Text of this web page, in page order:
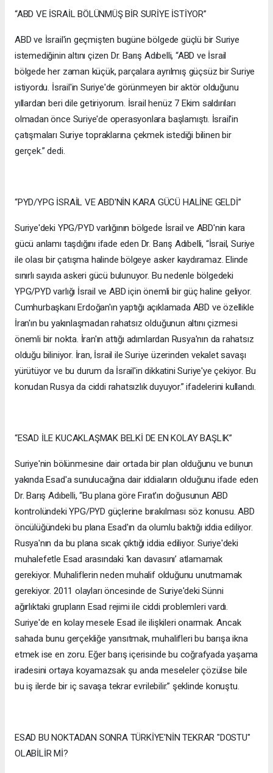
“ABD VE İSRAİL BÖLÜNMÜŞ BİR SURİYE İSTİYOR”
ABD ve İsrail'in geçmişten bugüne bölgede güçlü bir Suriye
istemediğinin altını çizen Dr. Barış Adıbelli, “ABD ve İsrail
bölgede her zaman küçük, parçalara ayrılmış güçsüz bir Suriye
istiyordu. İsrail'in Suriye'de görünmeyen bir aktör olduğunu
yıllardan beri dile getiriyorum. İsrail henüz 7 Ekim saldırıları
olmadan önce Suriye'de operasyonlara başlamıştı. İsrail'in
çatışmaları Suriye topraklarına çekmek istediği bilinen bir
gerçek.” dedi.
“PYD/YPG İSRAİL VE ABD'NİN KARA GÜCÜ HALİNE GELDİ”
Suriye'deki YPG/PYD varlığının bölgede İsrail ve ABD'nin kara
gücü anlamı taşdığını ifade eden Dr. Barış Adıbelli, “İsrail, Suriye
ile olası bir çatışma halinde bölgeye asker kaydıramaz. Elinde
sınırlı sayıda askeri gücü bulunuyor. Bu nedenle bölgedeki
YPG/PYD varlığı İsrail ve ABD için önemli bir güç haline geliyor.
Cumhurbaşkanı Erdoğan'ın yaptığı açıklamada ABD ve özellikle
İran'ın bu yakınlaşmadan rahatsız olduğunun altını çizmesi
önemli bir nokta. İran'ın attığı adımlardan Rusya'nın da rahatsız
olduğu biliniyor. İran, İsrail ile Suriye üzerinden vekalet savaşı
yürütüyor ve bu durum da İsrail'in dikkatini Suriye'ye çekiyor. Bu
konudan Rusya da ciddi rahatsızlık duyuyor.” ifadelerini kullandı.
“ESAD İLE KUCAKLAŞMAK BELKİ DE EN KOLAY BAŞLIK”
Suriye'nin bölünmesine dair ortada bir plan olduğunu ve bunun
yakında Esad'a sunulucağına dair iddiaların olduğunu ifade eden
Dr. Barış Adıbelli, “Bu plana göre Fırat'ın doğusunun ABD
kontrolündeki YPG/PYD güçlerine bırakılması söz konusu. ABD
öncülüğündeki bu plana Esad'ın da olumlu baktığı iddia ediliyor.
Rusya'nın da bu plana sıcak çıktığı iddia ediliyor. Suriye'deki
muhalefetle Esad arasındaki ‘kan davasını’ atlamamak
gerekiyor. Muhaliflerin neden muhalif olduğunu unutmamak
gerekiyor. 2011 olayları öncesinde de Suriye'deki Sünni
ağırlıktaki grupların Esad rejimi ile ciddi problemleri vardı.
Suriye'de en kolay mesele Esad ile ilişkileri onarmak. Ancak
sahada bunu gerçekliğe yansıtmak, muhalifleri bu barışa ikna
etmek ise en zoru. Eğer barış içerisinde bu coğrafyada yaşama
iradesini ortaya koyamazsak şu anda meseleler çözülse bile
bu iş ilerde bir iç savaşa tekrar evrilebilir.” şeklinde konuştu.
ESAD BU NOKTADAN SONRA TÜRKİYE'NİN TEKRAR "DOSTU"
OLABİLİR Mİ?